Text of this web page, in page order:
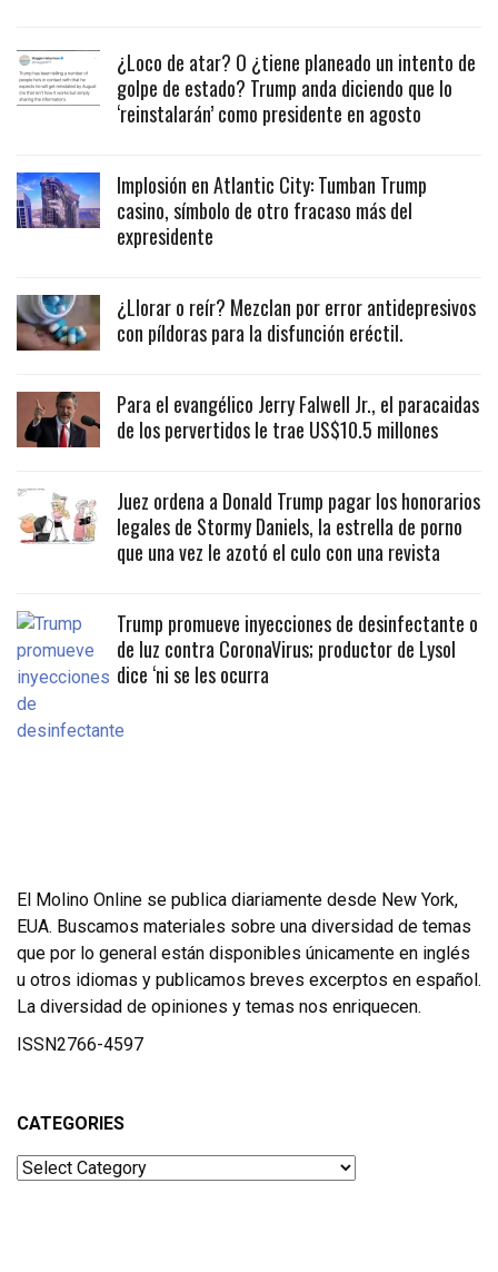
¿Loco de atar? O ¿tiene planeado un intento de
golpe de estado? Trump anda diciendo que lo
‘reinstalarán’ como presidente en agosto
Implosión en Atlantic City: Tumban Trump
casino, símbolo de otro fracaso más del
expresidente
¿Llorar o reír? Mezclan por error antidepresivos
con píldoras para la disfunción eréctil.
Para el evangélico Jerry Falwell Jr., el paracaidas
de los pervertidos le trae US$10.5 millones
Juez ordena a Donald Trump pagar los honorarios
legales de Stormy Daniels, la estrella de porno
que una vez le azotó el culo con una revista
Trump promueve inyecciones de desinfectante o
de luz contra CoronaVirus; productor de Lysol
dice ‘ni se les ocurra
El Molino Online se publica diariamente desde New York,
EUA. Buscamos materiales sobre una diversidad de temas
que por lo general están disponibles únicamente en inglés
u otros idiomas y publicamos breves excerptos en español.
La diversidad de opiniones y temas nos enriquecen.
ISSN2766-4597
CATEGORIES
Categories